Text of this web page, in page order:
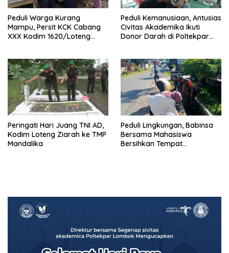
Peduli Warga Kurang
Mampu, Persit KCK Cabang
XXX Kodim 1620/Loteng
Peduli Kemanusiaan, Antusias
Civitas Akademika Ikuti
Donor Darah di Poltekpar
Peringati Hari Juang TNI AD,
Kodim Loteng Ziarah ke TMP
Mandalika
Peduli Lingkungan, Babinsa
Bersama Mahasiswa
Bersihkan Tempat